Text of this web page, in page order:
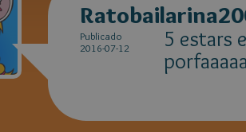
Publicado
2016-07-12
5 estars